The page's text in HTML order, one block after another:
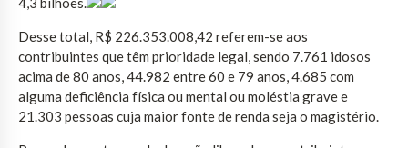
Desse total, R$ 226.353.008,42 referem-se aos
contribuintes que têm prioridade legal, sendo 7.761 idosos
acima de 80 anos, 44.982 entre 60 e 79 anos, 4.685 com
alguma deficiência física ou mental ou moléstia grave e
21.303 pessoas cuja maior fonte de renda seja o magistério.